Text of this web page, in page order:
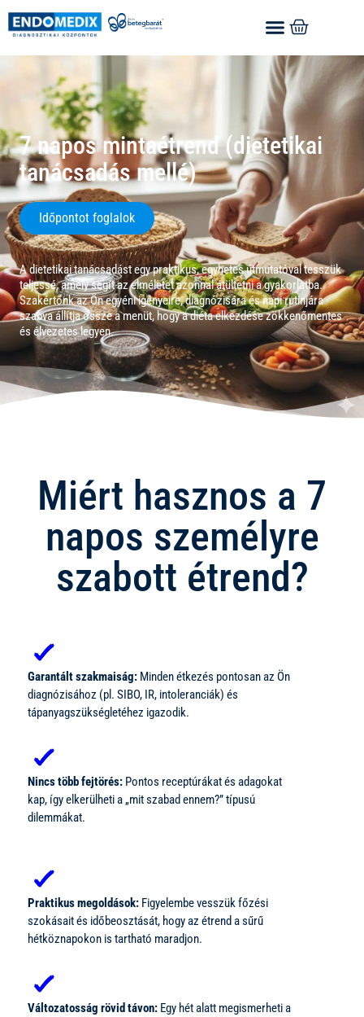
7 napos mintaétrend (dietetikai
tanácsadás mellé)
Időpontot foglalok
A dietetikai tanácsadást egy praktikus, egyhetes útmutatóval tesszük
teljessé, amely segít az elméletet azonnal átültetni a gyakorlatba.
Szakértőnk az Ön egyéni igényeire, diagnózisára és napi rutinjára
szabva állítja össze a menüt, hogy a diéta elkezdése zökkenőmentes
és élvezetes legyen.
Miért hasznos a 7
napos személyre
szabott étrend?
Garantált szakmaiság: Minden étkezés pontosan az Ön
diagnózisához (pl. SIBO, IR, intoleranciák) és
tápanyagszükségletéhez igazodik.
Nincs több fejtörés: Pontos receptúrákat és adagokat
kap, így elkerülheti a „mit szabad ennem?” típusú
dilemmákat.
Praktikus megoldások: Figyelembe vesszük főzési
szokásait és időbeosztását, hogy az étrend a sűrű
hétköznapokon is tartható maradjon.
Változatosság rövid távon: Egy hét alatt megismerheti a